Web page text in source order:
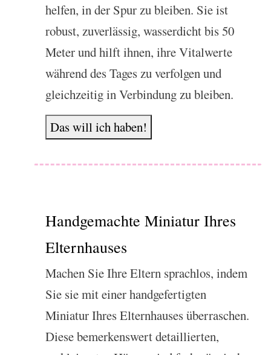
helfen, in der Spur zu bleiben. Sie ist
robust, zuverlässig, wasserdicht bis 50
Meter und hilft ihnen, ihre Vitalwerte
während des Tages zu verfolgen und
gleichzeitig in Verbindung zu bleiben.
Das will ich haben!
Handgemachte Miniatur Ihres
Elternhauses
Machen Sie Ihre Eltern sprachlos, indem
Sie sie mit einer handgefertigten
Miniatur Ihres Elternhauses überraschen.
Diese bemerkenswert detaillierten,